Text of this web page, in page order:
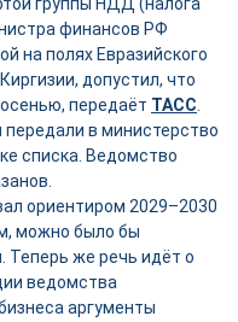
финансов РФ
на полях Евразийского
допустил, что
передаёт ТАСС
в министерство
списка. Ведомство
ориентиром 2029–2030
можно было бы
Теперь же речь идёт о
ведомства
аргументы